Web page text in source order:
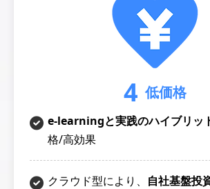
4 低価格
e-learningと実践のハイブリッ
格/高効果
クラウド型により、 自社基盤投